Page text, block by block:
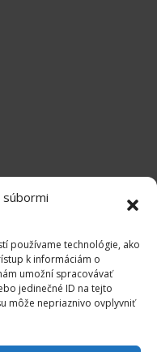
používame technológie, ako
k informáciám o
umožní spracovávať
jedinečné ID na tejto
môže nepriaznivo ovplyvniť